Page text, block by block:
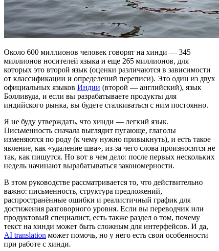
Около 600 миллионов человек говорят на хинди — 345
миллионов носителей языка и еще 265 миллионов, для
которых это второй язык (оценки различаются в зависимости
от классификации и определений переписи). Это один из двух
официальных языков Индии (второй — английский), язык
Болливуда, и если вы разрабатываете продукты для
индийского рынка, вы будете сталкиваться с ним постоянно.
Я не буду утверждать, что хинди — легкий язык.
Письменность сначала выглядит пугающе, глаголы
изменяются по роду (к чему нужно привыкнуть), и есть такое
явление, как «удаление шва», из-за чего слова произносятся не
так, как пишутся. Но вот в чем дело: после первых нескольких
недель начинают вырабатываться закономерности.
В этом руководстве рассматривается то, что действительно
важно: письменность, структура предложений,
распространённые ошибки и реалистичный график для
достижения разговорного уровня. Если вы переводчик или
продуктовый специалист, есть также раздел о том, почему
текст на хинди может быть сложным для интерфейсов. И да,
AI translation может помочь, но у него есть свои особенности
при работе с хинди.